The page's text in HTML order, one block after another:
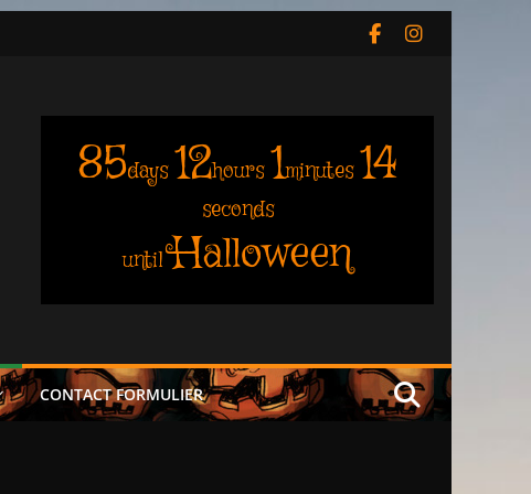
85days 12hours 1minutes 13
seconds
until Halloween
CONTACT FORMULIER